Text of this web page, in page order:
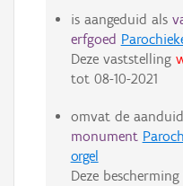
is aangeduid als
erfgoed
Deze vaststelling
tot 08-10-2021
omvat de
monument
orgel
Deze bescherming